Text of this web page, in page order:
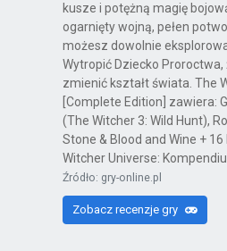
Reanimal
PS5
Cult of the Lamb
PS5
Berserk and the
kusze i potężną magię
ogarnięty wojną, pełen
możesz dowolnie
Wytropić Dziecko
zmienić kształt świata. The
[Complete Edition] zawiera:
(The Witcher 3: Wild Hunt),
Stone & Blood and Wine + 16
Witcher Universe:
Źródło: gry-online.pl
Zobacz recenzje gry